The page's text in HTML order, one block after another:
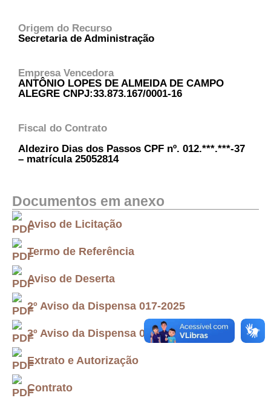
Origem do Recurso
Secretaria de Administração
Empresa Vencedora
ANTÔNIO LOPES DE ALMEIDA DE CAMPO
ALEGRE CNPJ:33.873.167/0001-16
Fiscal do Contrato
Aldeziro Dias dos Passos CPF nº. 012.***.***-37
– matrícula 25052814
Documentos em anexo
Aviso de Licitação
Termo de Referência
Aviso de Deserta
2º Aviso da Dispensa 017-2025
3º Aviso da Dispensa 017-2025
Extrato e Autorização
Contrato